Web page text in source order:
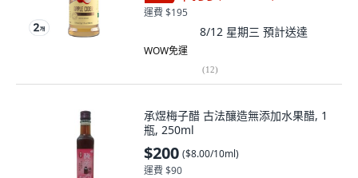
運費 $195
8/12 星期三 預計送達
WOW免運
(12)
承煜梅子醋 古法釀造無添加水果醋, 1
瓶, 250ml
$200 ($8.00/10ml)
運費 $90